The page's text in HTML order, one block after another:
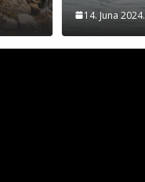
14. Juna 2024.